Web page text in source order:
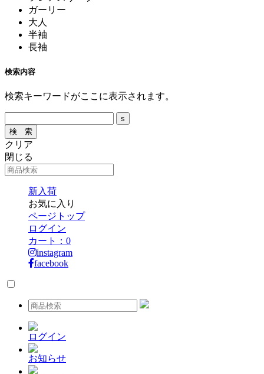
ガーリー
大人
半袖
長袖
検索内容
検索キーワードがここに表示されます。
クリア
閉じる
新入荷
お気に入り
ページトップ
ログイン
カート： 0
instagram
facebook
ログイン
お知らせ